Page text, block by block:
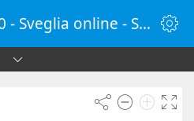
Sveglia alle 19:10 - Sveglia online - SvegliaOnline.it